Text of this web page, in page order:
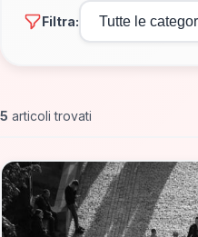
Filtra:
5 articoli trovati